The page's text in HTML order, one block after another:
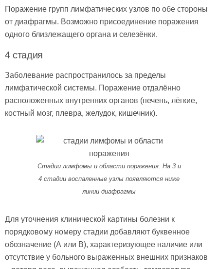
Поражение групп лимфатических узлов по обе стороны
от диафрагмы. Возможно присоединение поражения
одного близлежащего органа и селезёнки.
4 стадия
Заболевание распространилось за пределы
лимфатической системы. Поражение отдалённо
расположенных внутренних органов (печень, лёгкие,
костный мозг, плевра, желудок, кишечник).
Стадии лимфомы и области поражения. На 3 и
4 стадии воспаленные узлы появляются ниже
линии диафрагмы
Для уточнения клинической картины болезни к
порядковому номеру стадии добавляют буквенное
обозначение (А или В), характеризующее наличие или
отсутствие у больного выраженных внешних признаков